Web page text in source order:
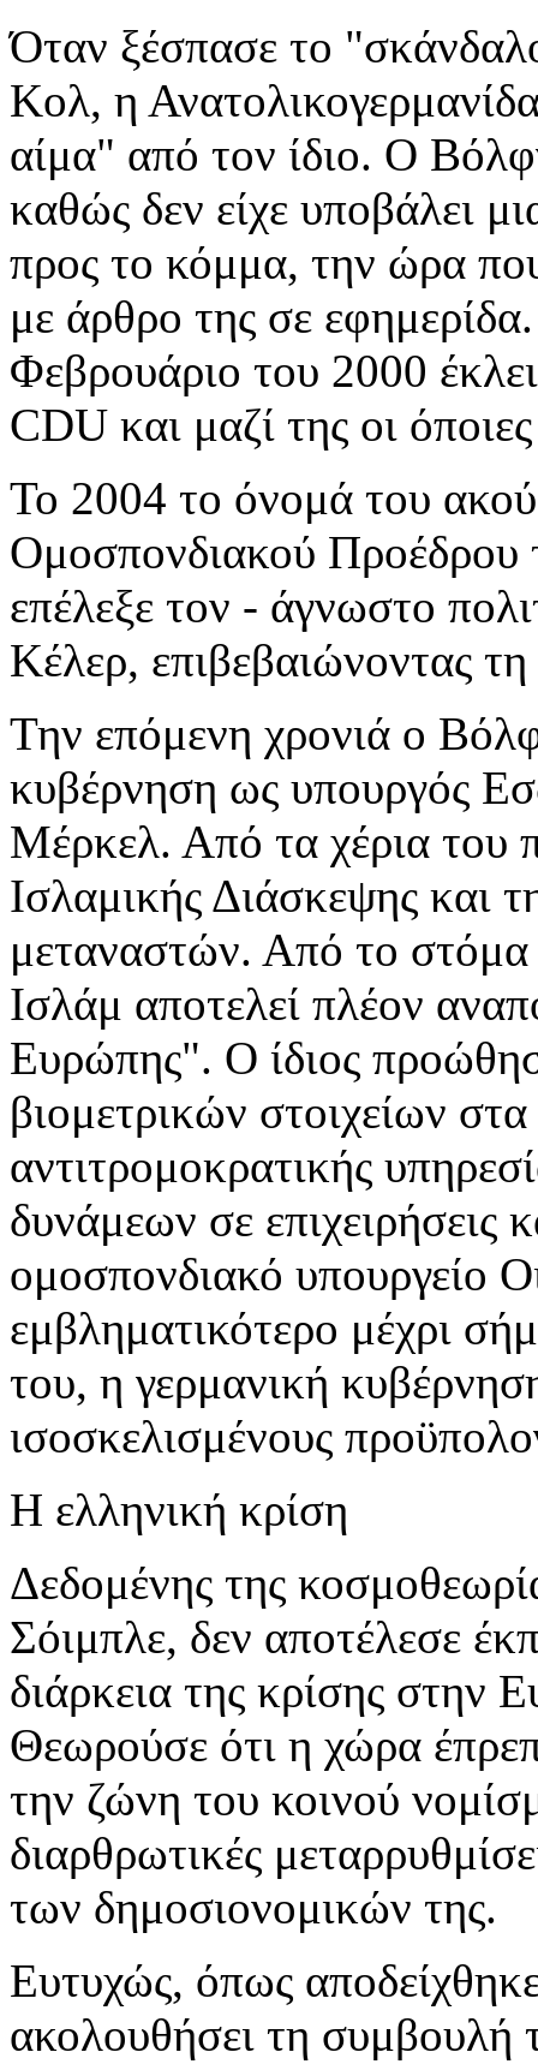
Όταν ξέσπασε το
Κολ, η
αίμα" από τον ίδιο. Ο
καθώς δεν είχε υποβάλει
προς το κόμμα, την ώρα
με άρθρο της σε
Φεβρουάριο του 2000
CDU και μαζί της οι
Το 2004 το όνομά του
Ομοσπονδιακού Προέδρου
επέλεξε τον - άγνωστο
Κέλερ, επιβεβαιώνοντας
Την επόμενη χρονιά ο
κυβέρνηση ως υπουργός
Μέρκελ. Από τα χέρια του
Ισλαμικής Διάσκεψης και
μεταναστών. Από το
Ισλάμ αποτελεί πλέον
Ευρώπης". Ο ίδιος
βιομετρικών στοιχείων
αντιτρομοκρατικής
δυνάμεων σε επιχειρήσεις
ομοσπονδιακό υπουργείο
εμβληματικότερο μέχρι
του, η γερμανική
ισοσκελισμένους
Η ελληνική κρίση
Δεδομένης της
Σόιμπλε, δεν αποτέλεσε
διάρκεια της κρίσης στην
Θεωρούσε ότι η χώρα
την ζώνη του κοινού
διαρθρωτικές
των δημοσιονομικών της.
Ευτυχώς, όπως
ακολουθήσει τη συμβουλή